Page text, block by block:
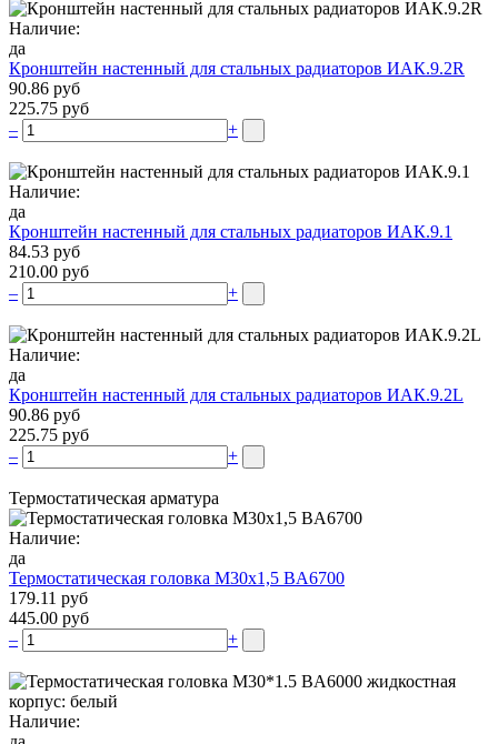
Наличие:
да
Кронштейн настенный для стальных радиаторов ИАК.9.2R
90.86 руб
225.75 руб
–
+
Наличие:
да
Кронштейн настенный для стальных радиаторов ИАК.9.1
84.53 руб
210.00 руб
–
+
Наличие:
да
Кронштейн настенный для стальных радиаторов ИАК.9.2L
90.86 руб
225.75 руб
–
+
Термостатическая арматура
Наличие:
да
Термостатическая головка М30х1,5 BA6700
179.11 руб
445.00 руб
–
+
Наличие: